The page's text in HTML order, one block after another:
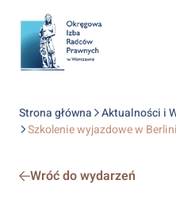
Strona główna
Aktualności i
Szkolenie wyjazdowe w
Wróć do wydarzeń